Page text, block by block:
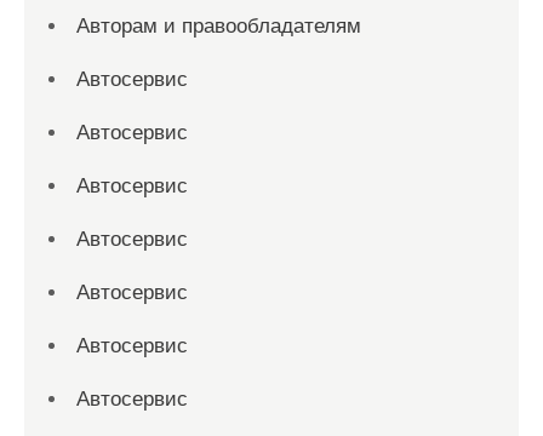
Авторам и правообладателям
Автосервис
Автосервис
Автосервис
Автосервис
Автосервис
Автосервис
Автосервис